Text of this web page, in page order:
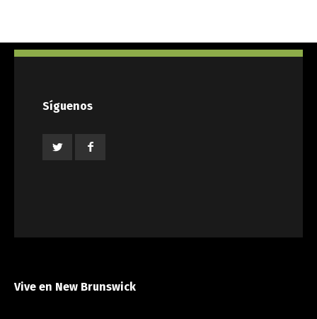
Síguenos
Vive en New Brunswick